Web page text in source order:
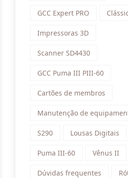
GCC Expert PRO
Impressoras 3D
Scanner SD4430
GCC Puma III PIII-60
Cartões de membros
Manutenção de
S290 Lousas Digitais
Puma III-60 Vênus II
Dúvidas frequentes